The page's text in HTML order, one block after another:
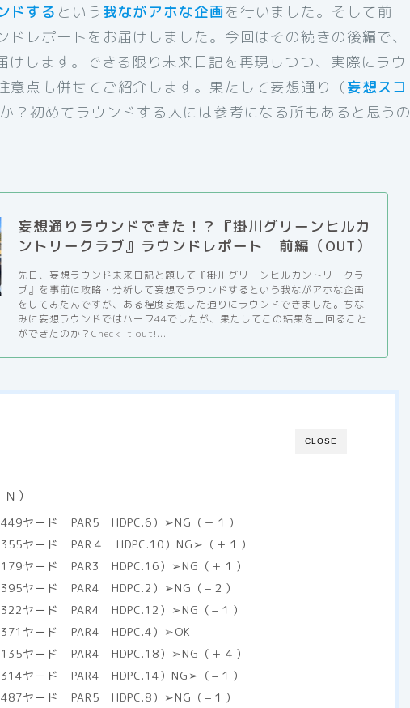
ドする という 我ながアホな企画を行いました。そして前
ドレポートをお届けしました。今回はその続きの後編で、
けします。できる限り未来日記を再現しつつ、実際にラウ
意点も併せてご紹介します。果たして妄想通り（ 妄想スコ
？初めてラウンドする人には参考になる所もあると思うの
妄想通りラウンドできた！？『掛川グリーンヒルカ
ントリークラブ』ラウンドレポート 前編（OUT）
先日、妄想ラウンド未来日記と題して『掛川グリーンヒルカントリークラ
ブ』を事前に攻略・分析して妄想でラウンドするという我ながアホな企画
をしてみたんですが、ある程度妄想した通りにラウンドできました。ちな
みに妄想ラウンドではハーフ44でしたが、果たしてこの結果を上回ること
ができたのか？Check it out!...
CLOSE
）
449ヤード PAR5 HDPC.6）➢NG（＋１）
355ヤード PAR４ HDPC.10）NG➢（＋１）
179ヤード PAR3 HDPC.16）➢NG（＋１）
395ヤード PAR4 HDPC.2）➢NG（−２）
322ヤード PAR4 HDPC.12）➢NG（−１）
371ヤード PAR4 HDPC.4）➢OK
135ヤード PAR4 HDPC.18）➢NG（＋４）
314ヤード PAR4 HDPC.14）NG➢（−１）
487ヤード PAR5 HDPC.8）➢NG（−１）